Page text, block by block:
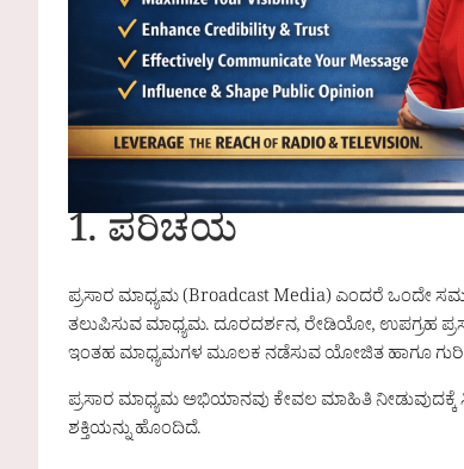
1. ಪರಿಚಯ
ಪ್ರಸಾರ ಮಾಧ್ಯಮ (Broadcast Media) ಎಂದರೆ ಒಂದೇ
ತಲುಪಿಸುವ ಮಾಧ್ಯಮ. ದೂರದರ್ಶನ, ರೇಡಿಯೋ, ಉಪಗ್ರಹ
ಇಂತಹ ಮಾಧ್ಯಮಗಳ ಮೂಲಕ ನಡೆಸುವ ಯೋಜಿತ ಹಾಗೂ
ಪ್ರಸಾರ ಮಾಧ್ಯಮ ಅಭಿಯಾನವು ಕೇವಲ ಮಾಹಿತಿ
ಶಕ್ತಿಯನ್ನು ಹೊಂದಿದೆ.